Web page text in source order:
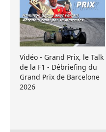
Vidéo - Grand Prix, le Talk
de la F1 - Débriefing du
Grand Prix de Barcelone
2026